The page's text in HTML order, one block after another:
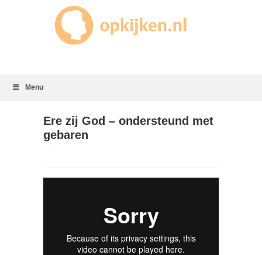
Menu
Ere zij God – ondersteund met
gebaren